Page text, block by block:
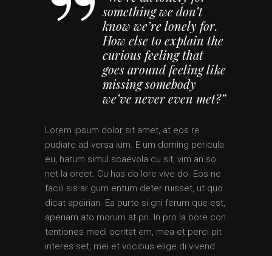
something we don’t
know we’re lonely for.
How else to explain the
curious feeling that
goes around feeling like
missing somebody
we’ve never even met?”
Lorem ipsum dolor sit amet, at eos re
pudiare ad versa ium. E um doming pericula
eu, harum simul scaevola cu sit, vim an so
net la oreet. Cu has do lore vive do. Eos ne
facili sis ar gum entum deter ruisset, ut quo
dicat apeirian. Ea purto si gni ferum que est,
aperiam ato morum at pri. In pro la bore con
tentiones medi ocritat em, mea et perci pit
interes set, mei et vocibus elige di vivend